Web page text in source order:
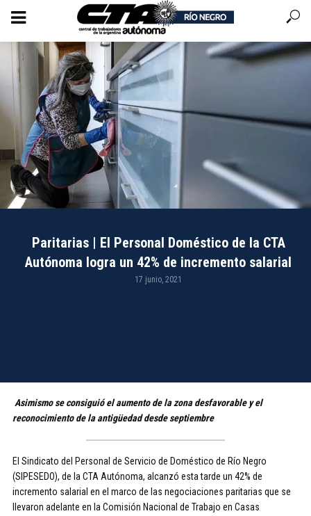
Paritarias | El Personal Doméstico de la CTA
Autónoma logra un 42% de incremento salarial
17 junio, 2021
Asimismo se consiguió el aumento de la zona desfavorable y el
reconocimiento de la antigüedad desde septiembre
El Sindicato del Personal de Servicio de Doméstico de Río Negro
(SIPESEDO), de la CTA Autónoma, alcanzó esta tarde un 42% de
incremento salarial en el marco de las negociaciones paritarias que se
llevaron adelante en la Comisión Nacional de Trabajo en Casas